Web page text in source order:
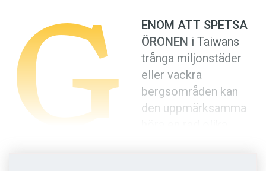
G
ENOM ATT SPETSA
ÖRONEN i Taiwans
trånga miljonstäder
eller vackra
bergsområden kan
den uppmärksamma